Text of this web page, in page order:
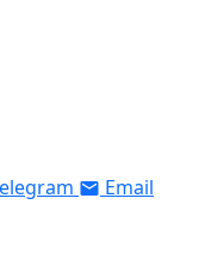
Email